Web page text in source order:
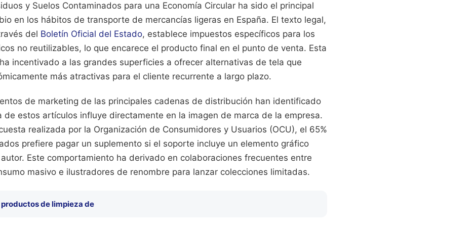
y Suelos Contaminados para una Economía Circular ha sido el principal
en los hábitos de transporte de mercancías ligeras en España. El texto legal,
del Boletín Oficial del Estado, establece impuestos específicos para los
no reutilizables, lo que encarece el producto final en el punto de venta. Esta
incentivado a las grandes superficies a ofrecer alternativas de tela que
más atractivas para el cliente recurrente a largo plazo.
de marketing de las principales cadenas de distribución han identificado
de estos artículos influye directamente en la imagen de marca de la empresa.
realizada por la Organización de Consumidores y Usuarios (OCU), el 65%
prefiere pagar un suplemento si el soporte incluye un elemento gráfico
Este comportamiento ha derivado en colaboraciones frecuentes entre
masivo e ilustradores de renombre para lanzar colecciones limitadas.
productos de limpieza de